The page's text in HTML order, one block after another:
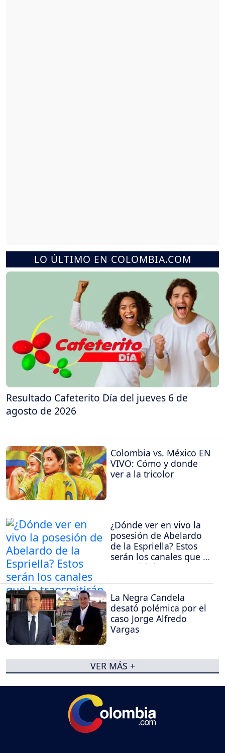
LO ÚLTIMO EN COLOMBIA.COM
Resultado Cafeterito Día del jueves 6 de
agosto de 2026
Colombia vs. México EN
VIVO: Cómo y donde
ver a la tricolor
¿Dónde ver en vivo la
posesión de Abelardo
de la Espriella? Estos
serán los canales que la
transmitirán
La Negra Candela
desató polémica por el
caso Jorge Alfredo
Vargas
VER MÁS +